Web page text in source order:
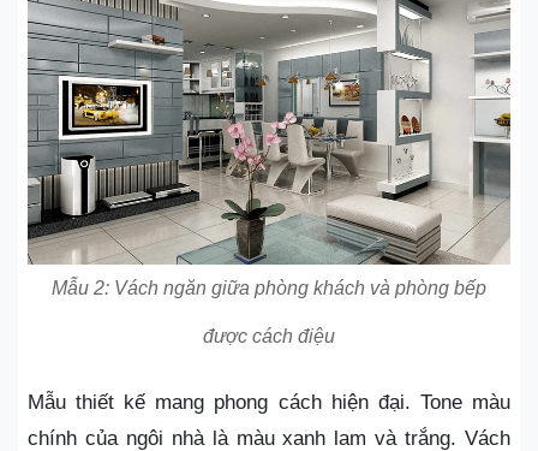
Mẫu 2: Vách ngăn giữa phòng khách và phòng bếp
được cách điệu
Mẫu thiết kế mang phong cách hiện đại. Tone màu
chính của ngôi nhà là màu xanh lam và trắng. Vách